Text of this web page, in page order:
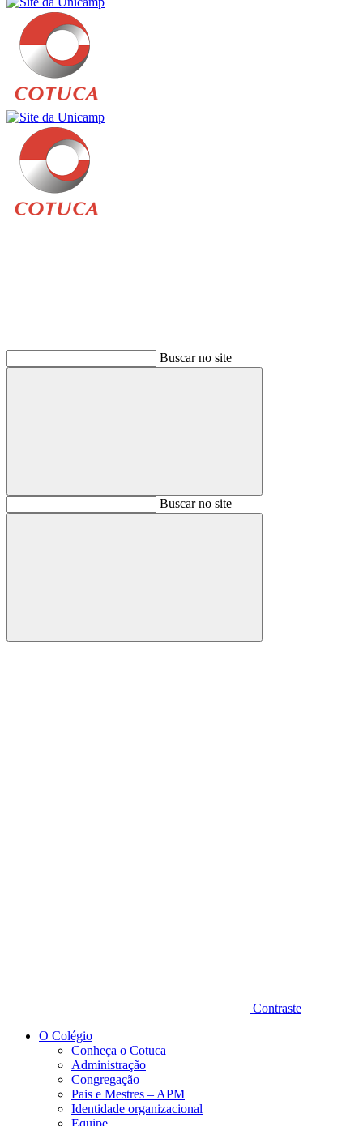
Buscar no site
BuscarBuscar no site
Buscar
Contraste
O Colégio
Conheça o Cotuca
Administração
Congregação
Pais e Mestres – APM
Identidade organizacional
Equipe